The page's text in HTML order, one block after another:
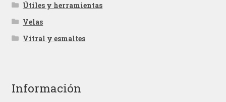
Útiles y herramientas
Velas
Vitral y esmaltes
Información